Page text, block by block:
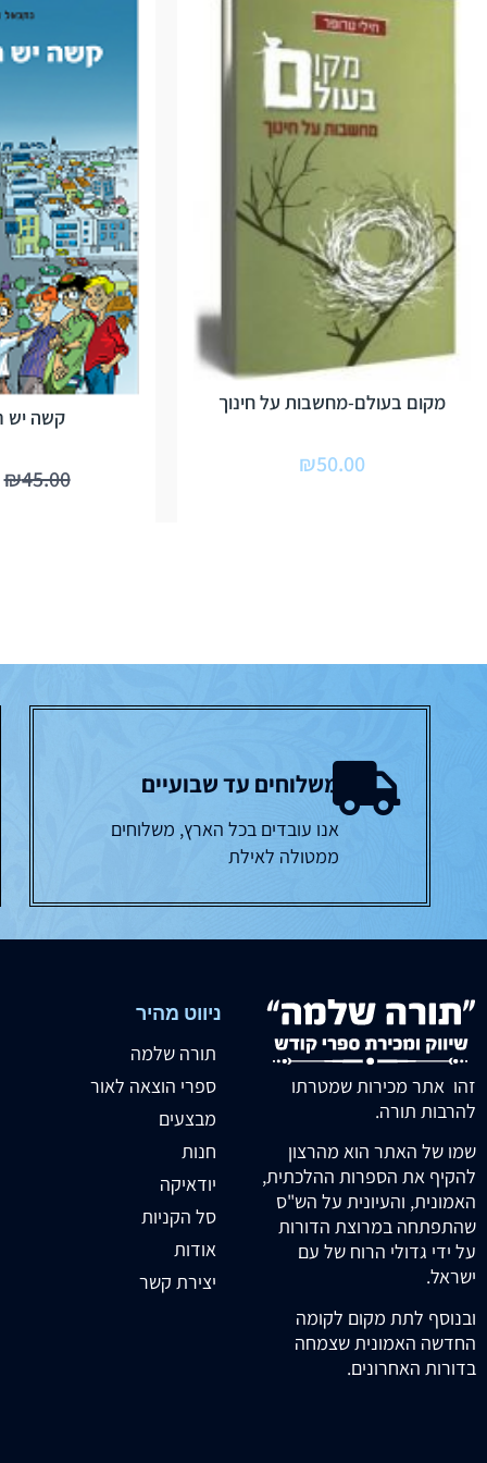
מקום בעולם-מחשבות על חינוך
₪50.00
קשה יש
₪45.00
משלוחים עד שבועיים
אנו עובדים בכל הארץ, משלוחים
ממטולה לאילת
זהו אתר מכירות שמטרתו
להרבות תורה.
שמו של האתר הוא מהרצון
להקיף את הספרות ההלכתית,
האמונית, והעיונית על הש"ס
שהתפתחה במרוצת הדורות
על ידי גדולי הרוח של עם
ישראל.
ובנוסף לתת מקום לקומה
החדשה האמונית שצמחה
בדורות האחרונים.
ניווט מהיר
תורה שלמה
ספרי הוצאה לאור
מבצעים
חנות
יודאיקה
סל הקניות
אודות
יצירת קשר